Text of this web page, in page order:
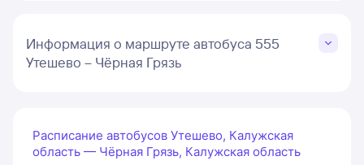
Информация о маршруте автобуса 555
Утешево – Чёрная Грязь
Расписание автобусов Утешево, Калужская
область — Чёрная Грязь, Калужская область